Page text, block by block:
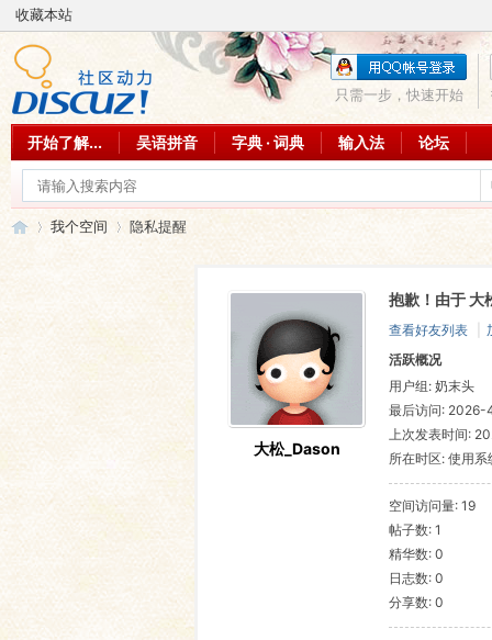
收藏本站
只需一步，快速开始
开始了解... 吴语拼音 字典 · 词典 输入法 论坛
吴
语
我个空间 隐私提醒
大松_Dason
抱歉！由于 大
查看好友列表
活跃概况
用户组: 奶末头
最后访问: 2026-
上次发表时间:
所在时区: 使用系
空间访问量: 19
帖子数: 1
精华数: 0
日志数: 0
分享数: 0